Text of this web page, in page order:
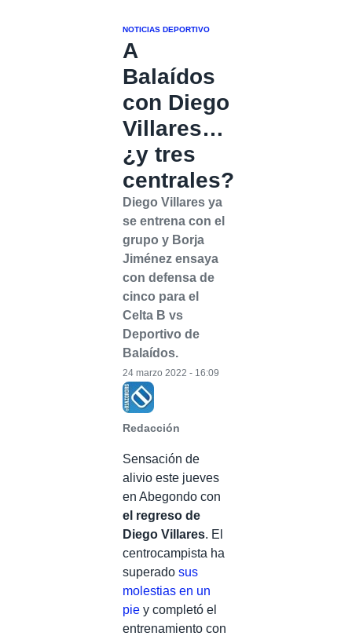
NOTICIAS DEPORTIVO
A
Balaídos
con Diego
Villares…
¿y tres
centrales?
Diego Villares ya
se entrena con el
grupo y Borja
Jiménez ensaya
con defensa de
cinco para el
Celta B vs
Deportivo de
Balaídos.
Redacción
24 marzo 2022 - 16:09
Sensación de
alivio este jueves
en Abegondo con
el regreso de
Diego Villares. El
centrocampista ha
superado sus
molestias en un
pie y completó el
entrenamiento con